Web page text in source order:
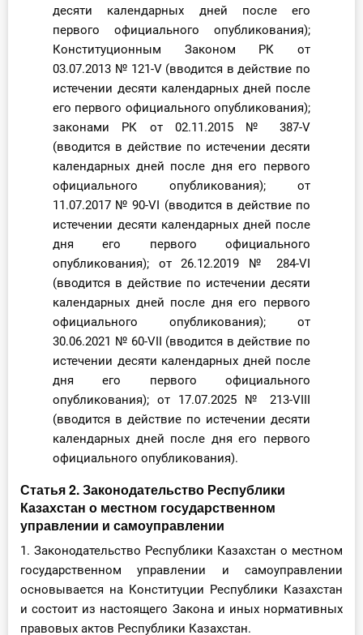
десяти календарных дней после его
первого официального опубликования);
Конституционным Законом РК от
03.07.2013 № 121-V (вводится в действие по
истечении десяти календарных дней после
его первого официального опубликования);
законами РК от 02.11.2015 № 387-V
(вводится в действие по истечении десяти
календарных дней после дня его первого
официального опубликования); от
11.07.2017 № 90-VI (вводится в действие по
истечении десяти календарных дней после
дня его первого официального
опубликования); от 26.12.2019 № 284-VІ
(вводится в действие по истечении десяти
календарных дней после дня его первого
официального опубликования); от
30.06.2021 № 60-VII (вводится в действие по
истечении десяти календарных дней после
дня его первого официального
опубликования); от 17.07.2025 № 213-VIII
(вводится в действие по истечении десяти
календарных дней после дня его первого
официального опубликования).
Статья 2. Законодательство Республики
Казахстан о местном государственном
управлении и самоуправлении
1. Законодательство Республики Казахстан о местном
государственном управлении и самоуправлении
основывается на Конституции Республики Казахстан
и состоит из настоящего Закона и иных нормативных
правовых актов Республики Казахстан.